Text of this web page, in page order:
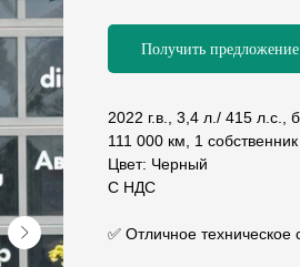
Получить предложение
2022 г.в., 3,4 л./ 415 л.с.,
111 000 км, 1 собственник
Цвет: Черный
С НДС
✅ Отличное техническое